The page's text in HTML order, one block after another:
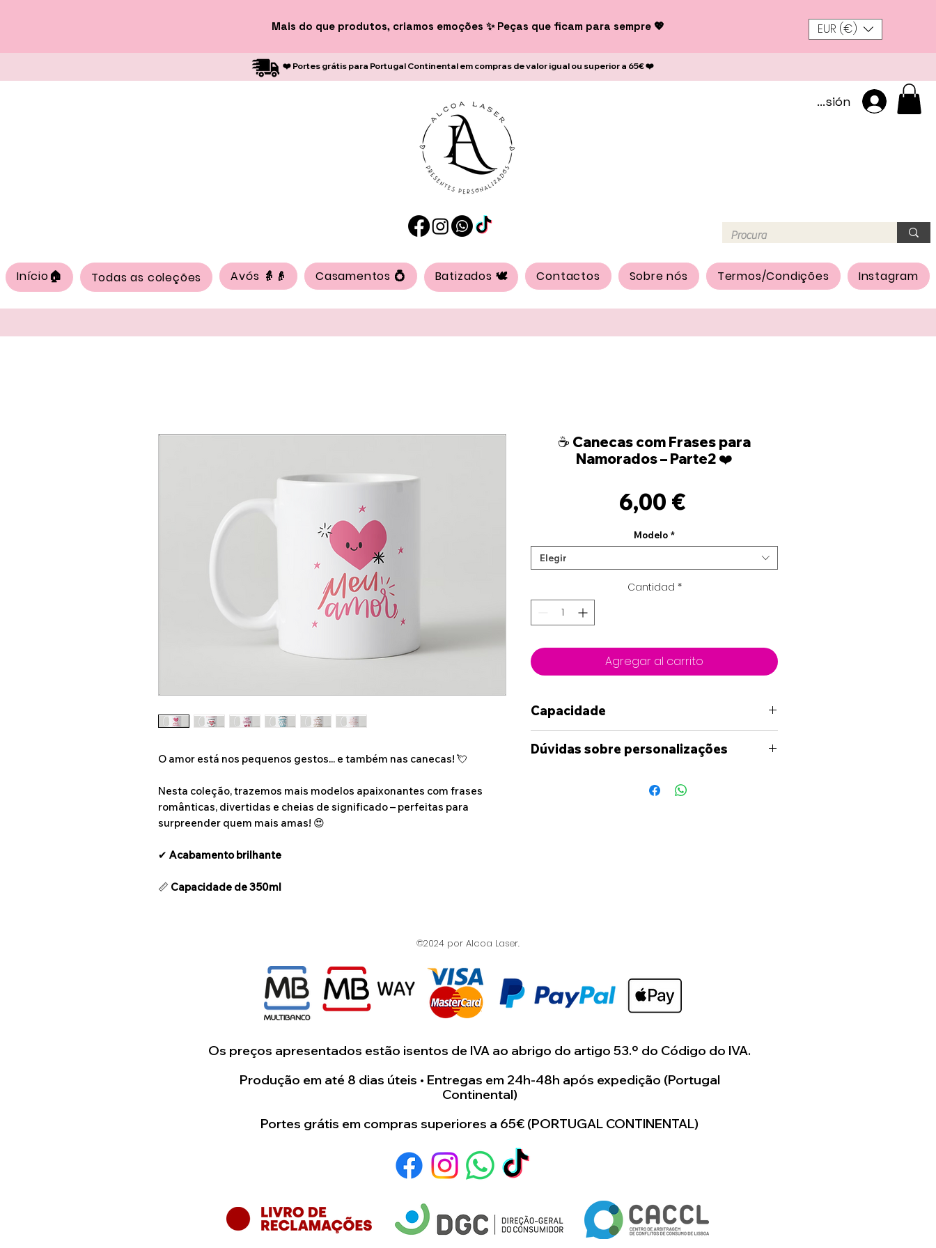
Mais do que produtos, criamos emoções ✨ Peças que ficam para sempre 💖 EUR (€)
❤️ Portes grátis para Portugal Continental em compras de valor igual ou superior a 65€ ❤️
Iniciar sesión
Início🏠 Todas as coleções Avós 👵👴 Casamentos 💍 Batizados 🕊️ Contactos Sobre nós Termos/Condições Instagram
O amor está nos pequenos gestos... e também nas canecas! 💘
Nesta coleção, trazemos mais modelos apaixonantes com frases
românticas, divertidas e cheias de significado – perfeitas para
surpreender quem mais amas! 😍
✔ Acabamento brilhante
📏 Capacidade de 350ml
☕ Canecas com Frases para
Namorados – Parte2 ❤️
6,00 €
Modelo *
Elegir
Cantidad *
Agregar al carrito
Capacidade
350ml
Dúvidas sobre personalizações
das opções disponíveis no site, por favor
Estamos dispostos a colaborar consigo
para juntos criar algo verdadeiramente
©2024 por Alcoa Laser.
Os preços apresentados estão isentos de IVA ao abrigo do artigo 53.º do Código do IVA.
Produção em até 8 dias úteis • Entregas em 24h-48h após expedição (Portugal
Continental)
Portes grátis em compras superiores a 65€ (PORTUGAL CONTINENTAL)